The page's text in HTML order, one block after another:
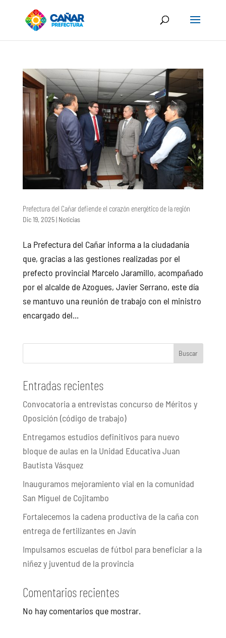
Prefectura del Cañar defiende el corazón energético de la región
Dic 19, 2025| Noticias
La Prefectura del Cañar informa a la ciudadanía
que, gracias a las gestiones realizadas por el
prefecto provincial Marcelo Jaramillo, acompañado
por el alcalde de Azogues, Javier Serrano, este día
se mantuvo una reunión de trabajo con el ministro
encargado del...
Buscar
Entradas recientes
Convocatoria a entrevistas concurso de Méritos y
Oposición (código de trabajo)
Entregamos estudios definitivos para nuevo
bloque de aulas en la Unidad Educativa Juan
Bautista Vásquez
Inauguramos mejoramiento vial en la comunidad
San Miguel de Cojitambo
Fortalecemos la cadena productiva de la caña con
entrega de fertilizantes en Javín
Impulsamos escuelas de fútbol para beneficiar a la
niñez y juventud de la provincia
Comentarios recientes
No hay comentarios que mostrar.